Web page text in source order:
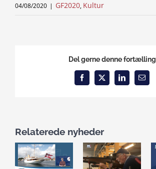
04/08/2020 | GF2020, Kultur
Del gerne denne fortælling
Facebook
X LinkedInEmail
Relaterede nyheder